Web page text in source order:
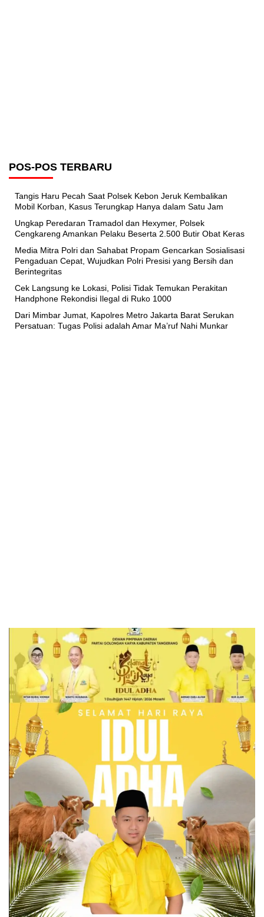
POS-POS TERBARU
Tangis Haru Pecah Saat Polsek Kebon Jeruk Kembalikan
Mobil Korban, Kasus Terungkap Hanya dalam Satu Jam
Ungkap Peredaran Tramadol dan Hexymer, Polsek
Cengkareng Amankan Pelaku Beserta 2.500 Butir Obat Keras
Media Mitra Polri dan Sahabat Propam Gencarkan Sosialisasi
Pengaduan Cepat, Wujudkan Polri Presisi yang Bersih dan
Berintegritas
Cek Langsung ke Lokasi, Polisi Tidak Temukan Perakitan
Handphone Rekondisi Ilegal di Ruko 1000
Dari Mimbar Jumat, Kapolres Metro Jakarta Barat Serukan
Persatuan: Tugas Polisi adalah Amar Ma’ruf Nahi Munkar